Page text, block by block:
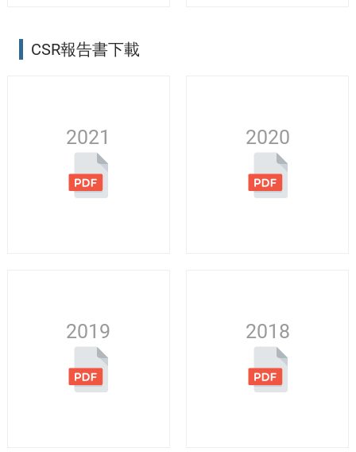
CSR報告書下載
2021 2020
2019 2018